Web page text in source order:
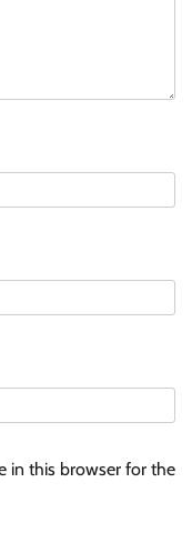
in this browser for the